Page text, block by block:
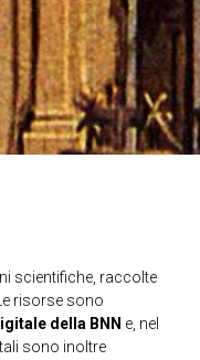
scientifiche, raccolte
risorse sono
della BNN e, nel
sono inoltre